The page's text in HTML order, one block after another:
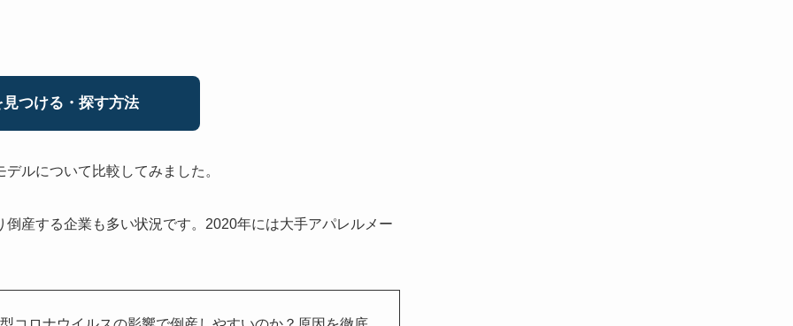
つける・探す方法
ルについて比較してみました。
産する企業も多い状況です。2020年には大手アパレルメー